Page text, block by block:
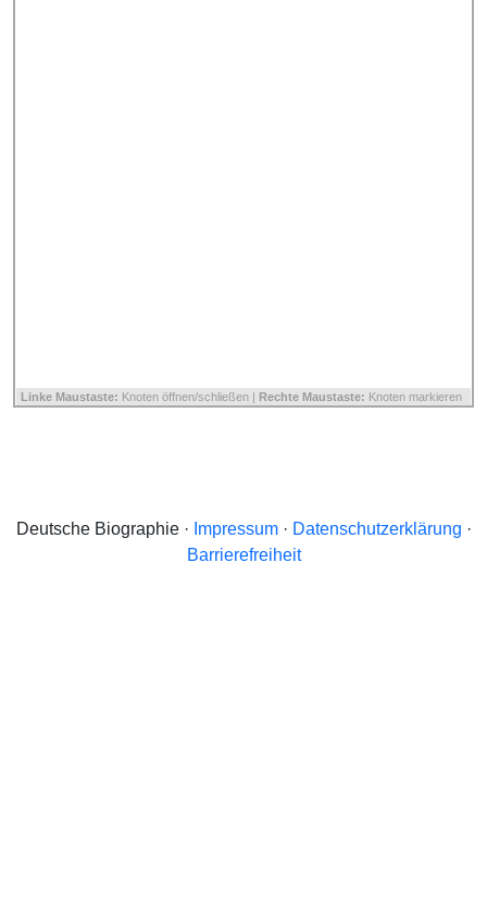
Linke Maustaste: Knoten öffnen/schließen | Rechte Maustaste: Knoten markieren
Deutsche Biographie · Impressum· Datenschutzerklärung ·
Barrierefreiheit